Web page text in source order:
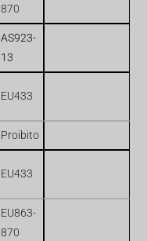
870
AS923-
13
EU433
Proibito
EU433
EU863-
870